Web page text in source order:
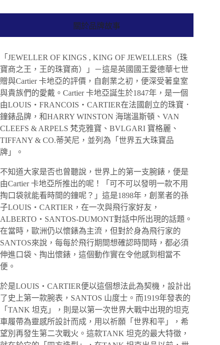
關於品牌故事
「JEWELLER OF KINGS , KING OF JEWELLERS（珠
寶商之王，王的珠寶商）」－這是英國國王愛德華七世
贈與Cartier 卡地亞的評價，自創業之初，便深受著皇室
與貴族們的愛戴。Cartier 卡地亞誕生於1847年，是一個
由LOUIS・FRANCOIS・CARTIER在法國創立的珠寶．
鐘錶品牌，和HARRY WINSTON 海瑞溫斯頓、VAN
CLEEFS & ARPELS 梵克雅寶、BVLGARI 寶格麗、
TIFFANY & CO.蒂芙尼，並列為「世界五大珠寶品
牌」。
不知道大家是否也曾聽說，世界上的第一支腕錶，便是
由Cartier 卡地亞所推出的呢！「可不可以發明一款不用
掏口袋就能看時間的鐘呢？」這是1898年，創業者的孫
子LOUIS・CARTIER，在一次與飛行家好友，
ALBERTO・SANTOS-DUMONT對話中所出現的話題。
在當時，歐洲仍以懷錶為主流，但對於身為飛行家的
SANTOS來說，每每於飛行期間想確認時間時，都必須
伸進口袋、掏出懷錶，這個動作實在令他感到相當不
便。
於是LOUIS・CARTIER便以這個想法此為契機，設計出
了史上第一款腕表，SANTOS 山度士。而1919年發表的
「TANK 坦克」，則是以第一次世界大戰中出現的坦克
車履帶為靈感所設計而成，用以祈願「世界和平」，希
望別再發生第二次戰火。這款TANK 坦克的最大特徵，